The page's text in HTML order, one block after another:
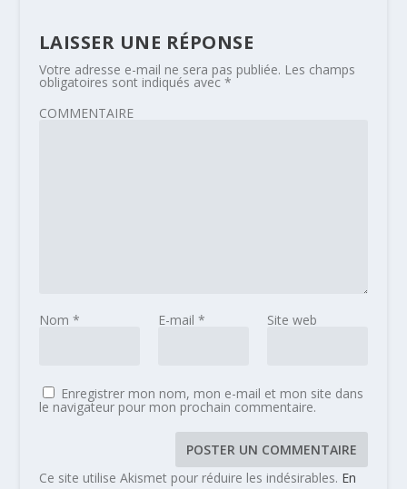
LAISSER UNE RÉPONSE
Votre adresse e-mail ne sera pas publiée. Les champs
obligatoires sont indiqués avec *
COMMENTAIRE
Nom * E-mail * Site web
Enregistrer mon nom, mon e-mail et mon site dans
le navigateur pour mon prochain commentaire.
Ce site utilise Akismet pour réduire les indésirables. En